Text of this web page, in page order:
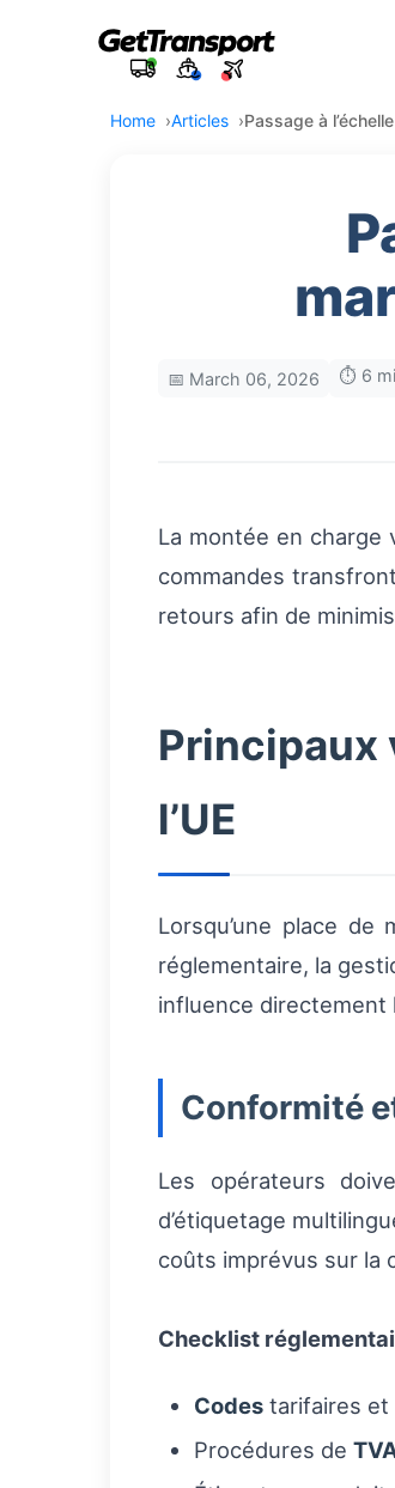
Home Articles Passage à
📅 March 06, 2026 ⏱️ 6
La montée en charge
commandes
retours afin de
Principaux
l’UE
Lorsqu’une place
réglementaire, la
influence directement
Conformité
Les opérateurs
d’étiquetage
coûts imprévus sur la
Checklist
Codes tarifaires et
Procédures de